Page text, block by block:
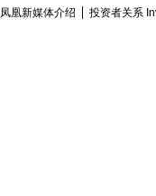
凤凰新媒体介绍 投资者关系